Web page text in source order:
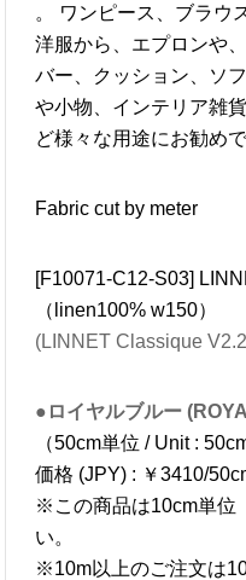
。 ワンピース、ブラウ
洋服から、エプロンや
バー、クッション、ソ
や小物、インテリア雑
ど様々な用途にお勧めで
Fabric cut by meter
[F10071-C12-S03]
（linen100% w150）
(LINNET Classique
●ロイヤルブルー
（50cm単位 / Unit :
価格 (JPY) : ￥3410/
※この商品は10cm単位
い。
※10m以上のご注文は